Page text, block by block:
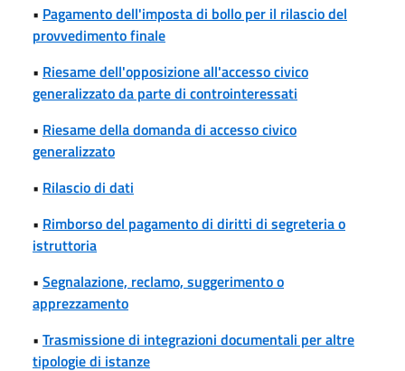
• Pagamento dell'imposta di bollo per il rilascio del
provvedimento finale
• Riesame dell'opposizione all'accesso civico
generalizzato da parte di controinteressati
• Riesame della domanda di accesso civico
generalizzato
• Rilascio di dati
• Rimborso del pagamento di diritti di segreteria o
istruttoria
• Segnalazione, reclamo, suggerimento o
apprezzamento
• Trasmissione di integrazioni documentali per altre
tipologie di istanze